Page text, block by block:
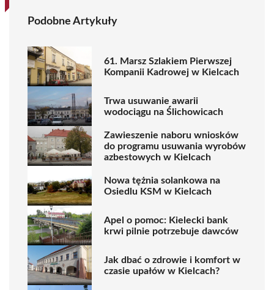
Podobne Artykuły
61. Marsz Szlakiem Pierwszej
Kompanii Kadrowej w Kielcach
Trwa usuwanie awarii
wodociągu na Ślichowicach
Zawieszenie naboru wniosków
do programu usuwania wyrobów
azbestowych w Kielcach
Nowa tężnia solankowa na
Osiedlu KSM w Kielcach
Apel o pomoc: Kielecki bank
krwi pilnie potrzebuje dawców
Jak dbać o zdrowie i komfort w
czasie upałów w Kielcach?